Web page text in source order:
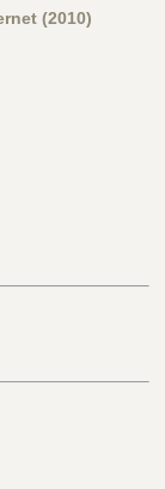
(2010)